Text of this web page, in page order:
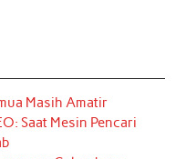
Masih Amatir
Saat Mesin Pencari